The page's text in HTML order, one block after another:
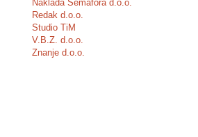
Naklada Semafora d.o.o.
Redak d.o.o.
Studio TiM
V.B.Z. d.o.o.
Znanje d.o.o.